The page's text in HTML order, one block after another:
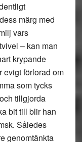
märg med
vars
– kan man
krypande
evigt förlorad om
som tycks
tillgjorda
bit till blir han
Således
genomtänkta